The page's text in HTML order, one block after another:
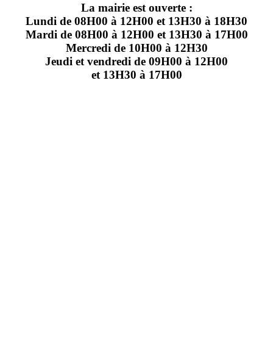
La mairie est ouverte :
Lundi de 08H00 à 12H00 et 13H30 à 18H30
Mardi de 08H00 à 12H00 et 13H30 à 17H00
Mercredi de 10H00 à 12H30
Jeudi et vendredi de 09H00 à 12H00
et 13H30 à 17H00